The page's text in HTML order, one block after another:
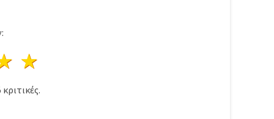
4 Αστέρια
Αστέρια
κριτικές.